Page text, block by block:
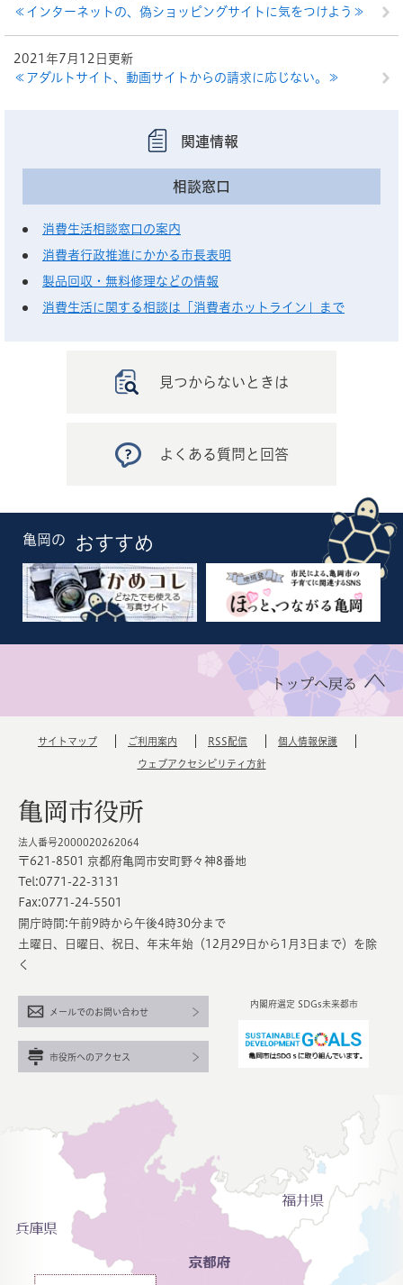
≪インターネットの、偽ショッピングサイトに気をつけよう≫
2021年7月12日更新
≪アダルトサイト、動画サイトからの請求に応じない。≫
関連情報
相談窓口
消費生活相談窓口の案内
消費者行政推進にかかる市長表明
製品回収・無料修理などの情報
消費生活に関する相談は「消費者ホットライン」まで
見つからないときは
よくある質問と回答
亀岡の おすすめ
トップへ戻る
サイトマップ ご利用案内 RSS配信 個人情報保護
ウェブアクセシビリティ方針
亀岡市役所
法人番号2000020262064
〒621-8501 京都府亀岡市安町野々神8番地
Tel:0771-22-3131
Fax:0771-24-5501
開庁時間:午前9時から午後4時30分まで
土曜日、日曜日、祝日、年末年始（12月29日から1月3日まで）を除
く
内閣府選定 SDGs未来都市
メールでのお問い合わせ
市役所へのアクセス